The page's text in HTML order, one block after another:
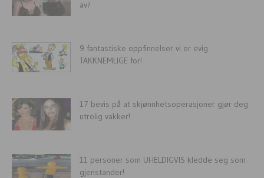
av?
9 fantastiske oppfinnelser vi er evig
TAKKNEMLIGE for!
17 bevis på at skjønnhetsoperasjoner gjør deg
utrolig vakker!
11 personer som UHELDIGVIS kledde seg som
gjenstander!